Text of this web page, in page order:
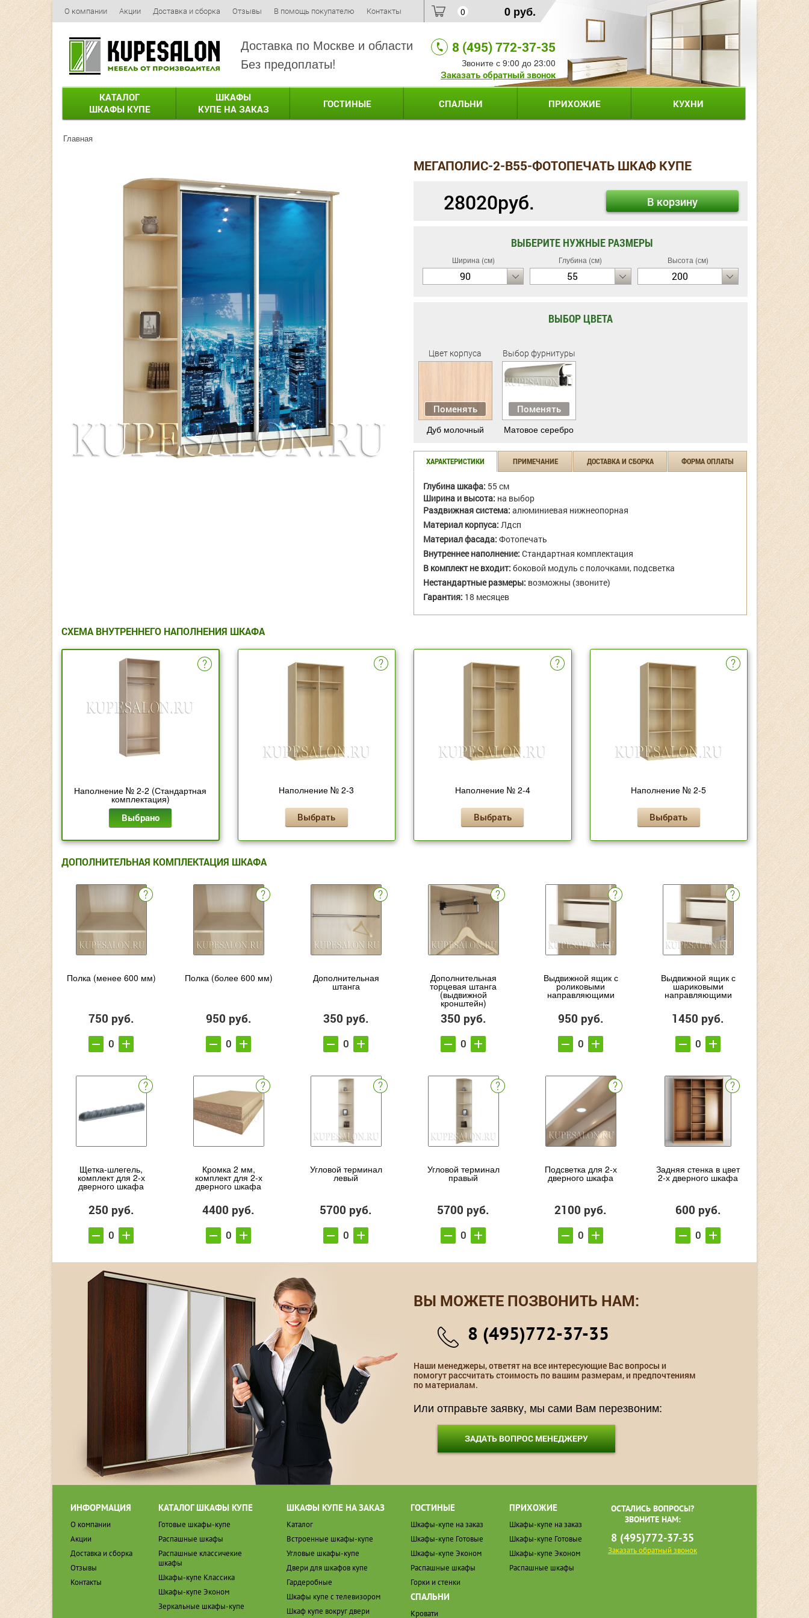
О компании Акции Доставка и сборка Отзывы В помощь покупателю Контакты 0 0 руб.
Доставка по Москве и области
Без предоплаты!
8 (495) 772-37-35
Звоните с 9:00 до 23:00
Заказать обратный звонок
КАТАЛОГ
ШКАФЫ КУПЕ
ШКАФЫ
КУПЕ НА ЗАКАЗ
ГОСТИНЫЕ СПАЛЬНИ ПРИХОЖИЕ КУХНИ
Главная
МЕГАПОЛИС-2-B55-ФОТОПЕЧАТЬ ШКАФ КУПЕ
28020руб. В корзину
ВЫБЕРИТЕ НУЖНЫЕ РАЗМЕРЫ
Ширина (см)
90
Глубина (см)
55
Высота (см)
200
ВЫБОР ЦВЕТА
Цвет корпуса
Поменять
Дуб молочный
Выбор фурнитуры
Поменять
Матовое серебро
ХАРАКТЕРИСТИКИ ПРИМЕЧАНИЕ ДОСТАВКА И СБОРКА ФОРМА ОПЛАТЫ
Глубина шкафа: 55 см
Ширина и высота: на выбор
Раздвижная система: алюминиевая нижнеопорная
Материал корпуса: Лдсп
Материал фасада: Фотопечать
Внутреннее наполнение: Стандартная комплектация
В комплект не входит: боковой модуль с полочками, подсветка
Нестандартные размеры: возможны (звоните)
Гарантия: 18 месяцев
СХЕМА ВНУТРЕННЕГО НАПОЛНЕНИЯ ШКАФА
Наполнение № 2-2 (Стандартная
комплектация)
Выбрано
Наполнение № 2-3
Выбрать
Наполнение № 2-4
Выбрать
Наполнение № 2-5
Выбрать
ДОПОЛНИТЕЛЬНАЯ КОМПЛЕКТАЦИЯ ШКАФА
Полка (менее 600 мм)
750 руб.
Полка (более 600 мм)
950 руб.
Дополнительная
штанга
350 руб.
Дополнительная
торцевая штанга
(выдвижной
кронштейн)
350 руб.
Выдвижной ящик с
роликовыми
направляющими
950 руб.
Выдвижной ящик с
шариковыми
направляющими
1450 руб.
Щетка-шлегель,
комплект для 2-х
дверного шкафа
250 руб.
Кромка 2 мм,
комплект для 2-х
дверного шкафа
4400 руб.
Угловой терминал
левый
5700 руб.
Угловой терминал
правый
5700 руб.
Подсветка для 2-х
дверного шкафа
2100 руб.
Задняя стенка в цвет
2-х дверного шкафа
600 руб.
ВЫ МОЖЕТЕ ПОЗВОНИТЬ НАМ:
8 (495)772-37-35
Наши менеджеры, ответят на все интересующие Вас вопросы и
помогут рассчитать стоимость по вашим размерам, и предпочтениям
по материалам.
Или отправьте заявку, мы сами Вам перезвоним:
ЗАДАТЬ ВОПРОС МЕНЕДЖЕРУ
ИНФОРМАЦИЯ
О компании
Акции
Доставка и сборка
Отзывы
Контакты
КАТАЛОГ ШКАФЫ КУПЕ
Готовые шкафы-купе
Распашные шкафы
Распашные классичекие
шкафы
Шкафы-купе Классика
Шкафы-купе Эконом
Зеркальные шкафы-купе
ШКАФЫ КУПЕ НА ЗАКАЗ
Каталог
Встроенные шкафы-купе
Угловые шкафы-купе
Двери для шкафов купе
Гардеробные
Шкафы купе с телевизором
Шкаф купе вокруг двери
ГОСТИНЫЕ
Шкафы-купе на заказ
Шкафы-купе Готовые
Шкафы-купе Эконом
Распашные шкафы
Горки и стенки
СПАЛЬНИ
Кровати
ПРИХОЖИЕ
Шкафы-купе на заказ
Шкафы-купе Готовые
Шкафы-купе Эконом
Распашные шкафы
ОСТАЛИСЬ ВОПРОСЫ?
ЗВОНИТЕ НАМ:
8 (495)772-37-35
Заказать обратный звонок